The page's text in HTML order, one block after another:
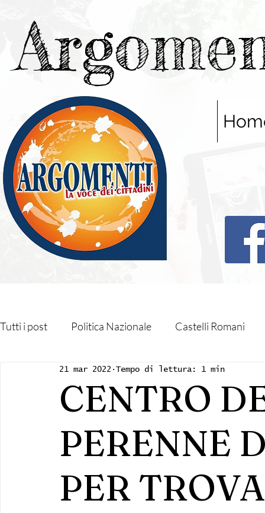
Tutti i post Politica Nazionale Castelli Romani
Roma Capitale Regione Lazio Associazioni
CENTRO
PERENNE
PER
21 mar 2022 Tempo di lettura: 1 min